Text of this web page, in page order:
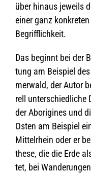
über hin­aus jeweils
einer ganz
Begrifflichkeit.
Das beginnt bei der
tung am Bei­spiel
mer­wald, der Autor
rell unter­schied­li­che
der Abori­gi­nes und
Osten am Bei­spiel
Mit­tel­rhein oder er
these, die die Erde
tet, bei